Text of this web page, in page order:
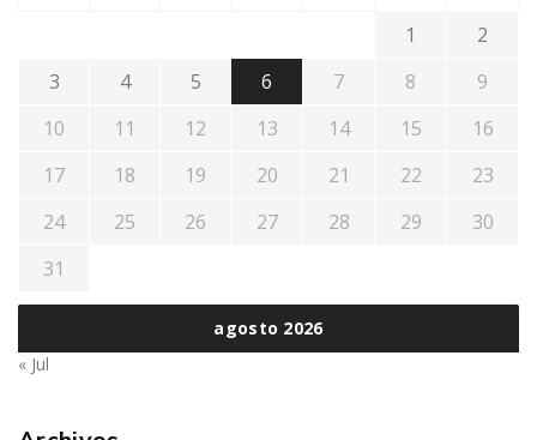
agosto 2026
1
2
3
4 5 6 7 8
9
10
11 12 13 14 15
16
17
18 19 20 21 22
23
24
25 26 27 28 29
30
31
« Jul